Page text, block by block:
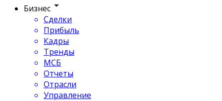
Бизнес
Сделки
Прибыль
Кадры
Тренды
МСБ
Отчеты
Отрасли
Управление